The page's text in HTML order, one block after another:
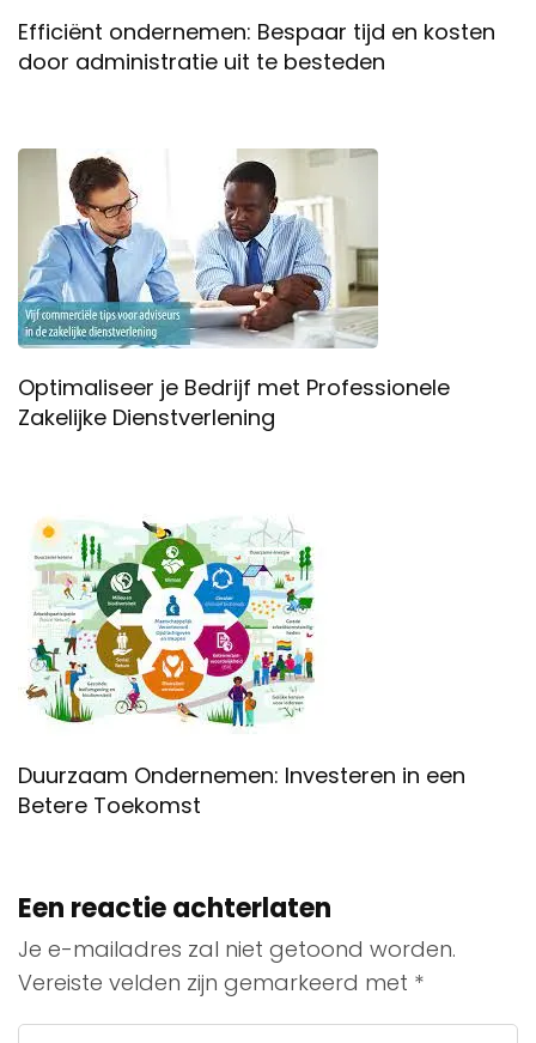
Efficiënt ondernemen: Bespaar tijd en kosten
door administratie uit te besteden
Optimaliseer je Bedrijf met Professionele
Zakelijke Dienstverlening
Duurzaam Ondernemen: Investeren in een
Betere Toekomst
Een reactie achterlaten
Je e-mailadres zal niet getoond worden.
Vereiste velden zijn gemarkeerd met *